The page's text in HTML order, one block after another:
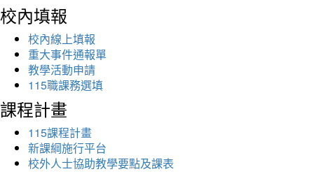
校內填報
校內線上填報
重大事件通報單
教學活動申請
115職課務選填
課程計畫
115課程計畫
新課綱施行平台
校外人士協助教學要點及課表